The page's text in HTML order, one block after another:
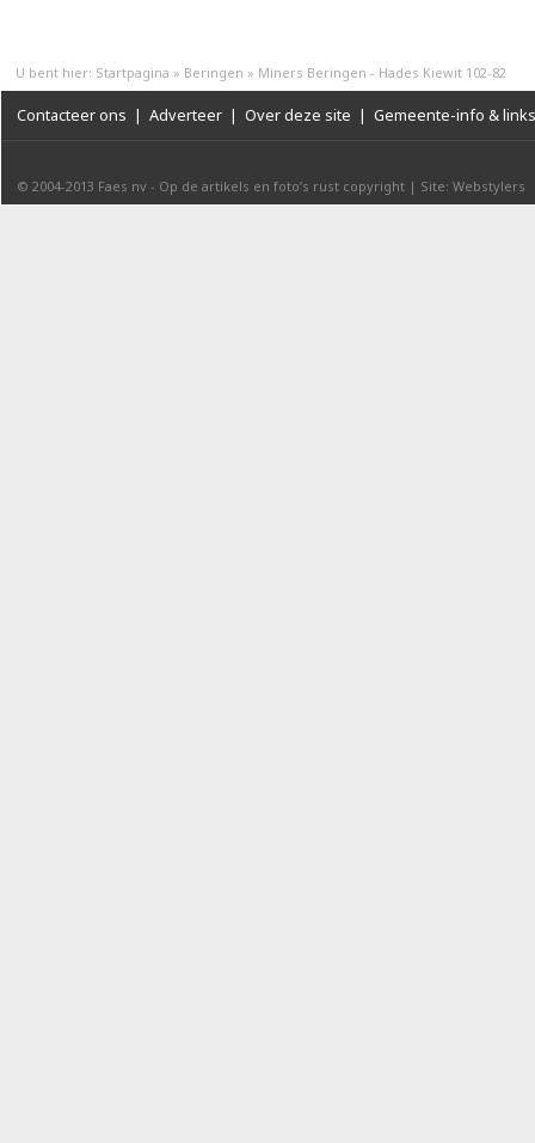
U bent hier: Startpagina » Beringen » Miners Beringen - Hades Kiewit 102-82
Contacteer ons | Adverteer | Over deze site | Gemeente-info & links
© 2004-2013 Faes nv - Op de artikels en foto’s rust copyright | Site: Webstylers